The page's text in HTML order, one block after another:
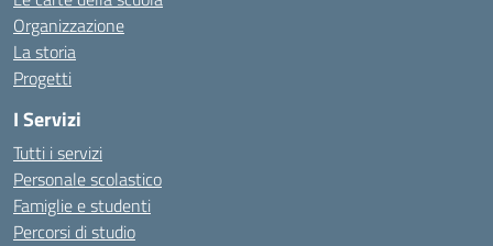
Organizzazione
La storia
Progetti
I Servizi
Tutti i servizi
Personale scolastico
Famiglie e studenti
Percorsi di studio